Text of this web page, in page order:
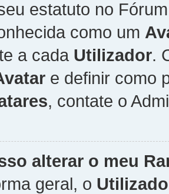
estatuto no
como um
a cada Utilizador.
e definir como
, contate o
alterar o meu
geral, o